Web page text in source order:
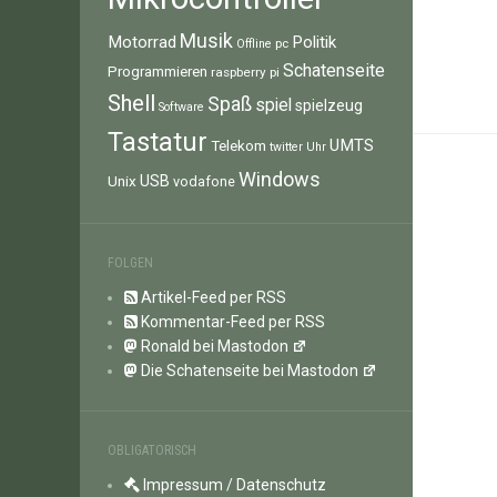
Motorrad Musik Offline pc Politik
Programmieren raspberry pi Schatenseite
Shell Software Spaß spiel spielzeug
Tastatur Telekom twitter Uhr UMTS
Unix USB vodafone Windows
FOLGEN
Artikel-Feed per RSS
Kommentar-Feed per RSS
Ronald bei Mastodon
Die Schatenseite bei Mastodon
OBLIGATORISCH
Impressum / Datenschutz